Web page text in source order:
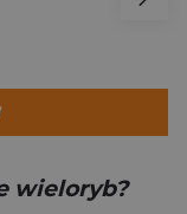
wieloryb?